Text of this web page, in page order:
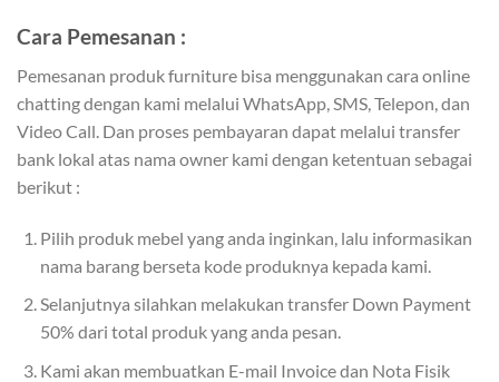
Cara Pemesanan :
Pemesanan produk furniture bisa menggunakan cara online
chatting dengan kami melalui WhatsApp, SMS, Telepon, dan
Video Call. Dan proses pembayaran dapat melalui transfer
bank lokal atas nama owner kami dengan ketentuan sebagai
berikut :
Pilih produk mebel yang anda inginkan, lalu informasikan
nama barang berseta kode produknya kepada kami.
Selanjutnya silahkan melakukan transfer Down Payment
50% dari total produk yang anda pesan.
Kami akan membuatkan E-mail Invoice dan Nota Fisik